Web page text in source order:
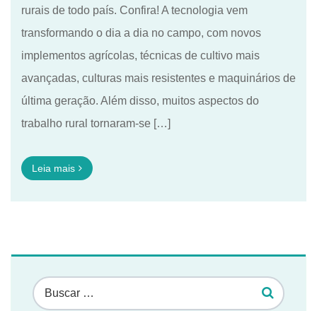
rurais de todo país. Confira! A tecnologia vem
transformando o dia a dia no campo, com novos
implementos agrícolas, técnicas de cultivo mais
avançadas, culturas mais resistentes e maquinários de
última geração. Além disso, muitos aspectos do
trabalho rural tornaram-se […]
Leia mais